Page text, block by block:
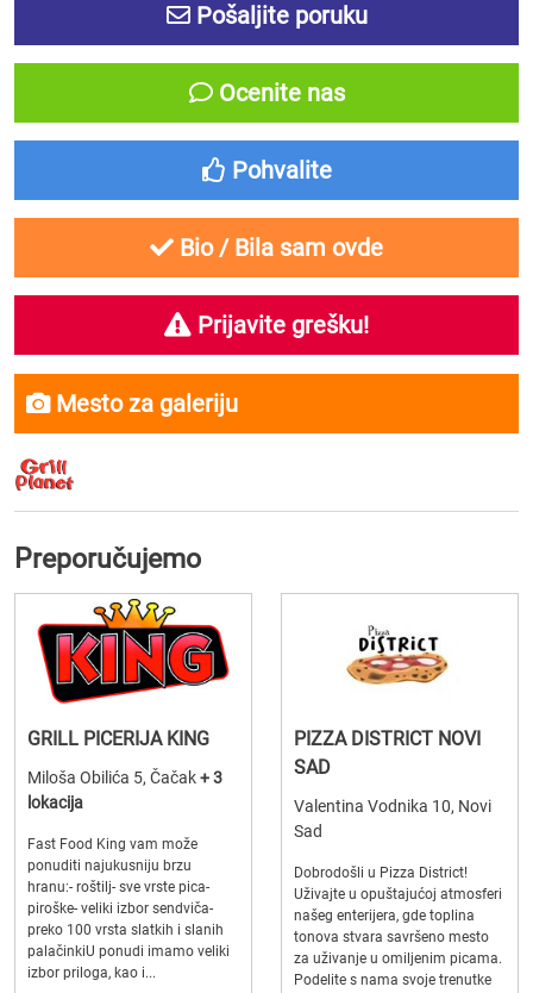
Pošaljite poruku
Ocenite nas
Pohvalite
Bio / Bila sam ovde
Prijavite grešku!
Mesto za galeriju
Preporučujemo
GRILL PICERIJA KING
Miloša Obilića 5, Čačak+ 3
lokacija
Fast Food King vam može
ponuditi najukusniju brzu
hranu:- roštilj- sve vrste pica-
piroške- veliki izbor sendviča-
preko 100 vrsta slatkih i slanih
palačinkiU ponudi imamo veliki
izbor priloga, kao i...
PIZZA DISTRICT NOVI
SAD
Valentina Vodnika 10, Novi
Sad
Dobrodošli u Pizza District!
Uživajte u opuštajućoj atmosferi
našeg enterijera, gde toplina
tonova stvara savršeno mesto
za uživanje u omiljenim picama.
Podelite s nama svoje trenutke